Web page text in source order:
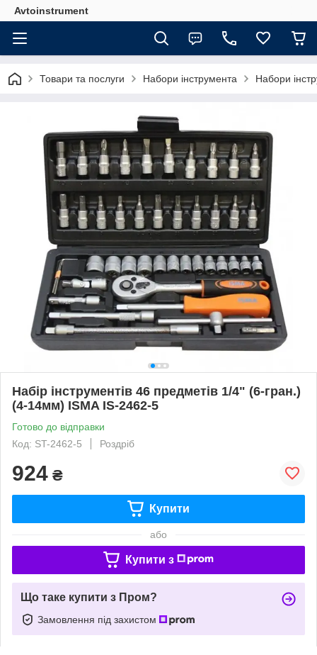
Avtoinstrument
Товари та послуги Набори інструмента Набори
Набір інструментів 46 предметів 1/4" (6-гран.)
(4-14мм) ISMA IS-2462-5
Готово до відправки
Код: ST-2462-5
Роздріб
924 ₴
Купити
або
Купити з
Що таке купити з Пром?
Замовлення під захистом